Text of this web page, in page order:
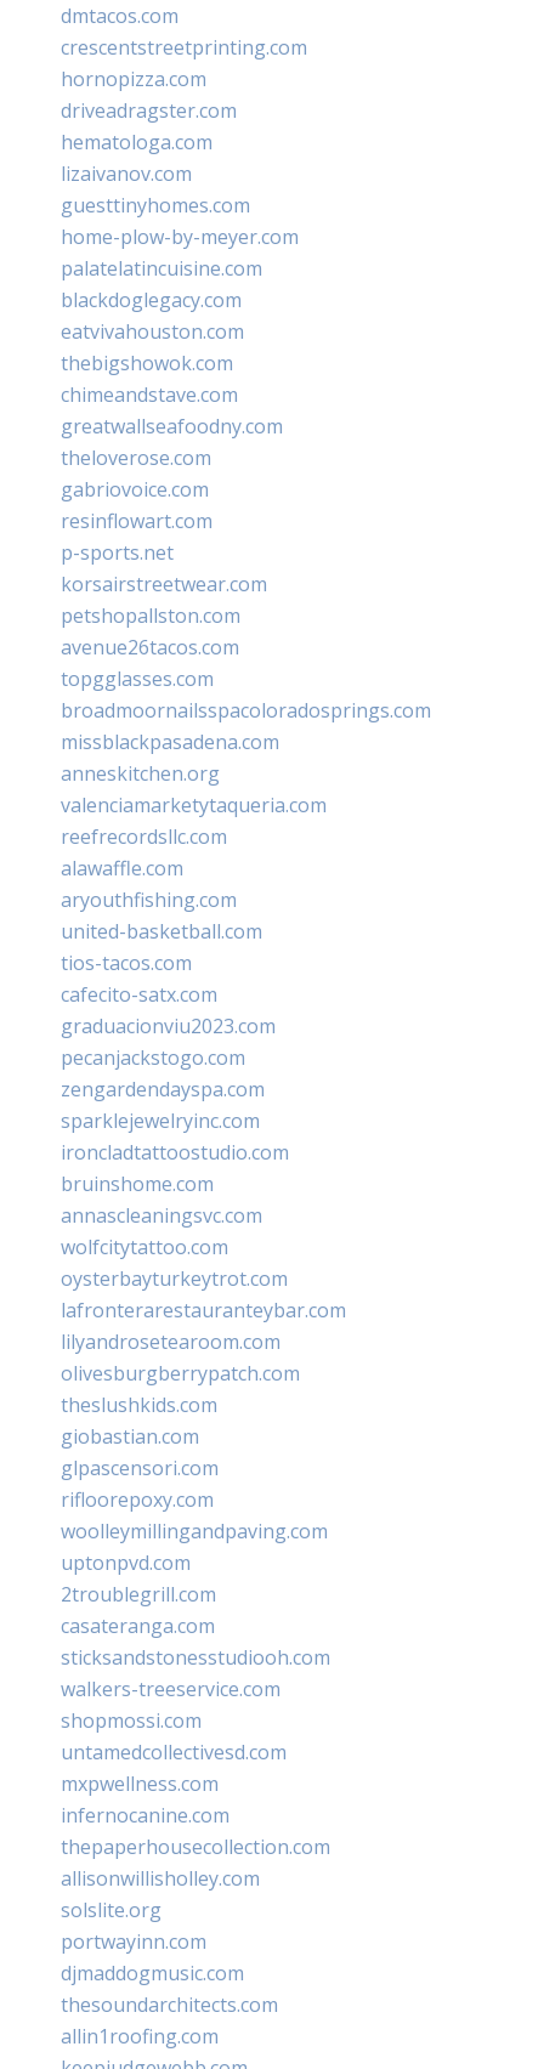
dmtacos.com
crescentstreetprinting.com
hornopizza.com
driveadragster.com
hematologa.com
lizaivanov.com
guesttinyhomes.com
home-plow-by-meyer.com
palatelatincuisine.com
blackdoglegacy.com
eatvivahouston.com
thebigshowok.com
chimeandstave.com
greatwallseafoodny.com
theloverose.com
gabriovoice.com
resinflowart.com
p-sports.net
korsairstreetwear.com
petshopallston.com
avenue26tacos.com
topgglasses.com
broadmoornailsspacoloradosprings.com
missblackpasadena.com
anneskitchen.org
valenciamarketytaqueria.com
reefrecordsllc.com
alawaffle.com
aryouthfishing.com
united-basketball.com
tios-tacos.com
cafecito-satx.com
graduacionviu2023.com
pecanjackstogo.com
zengardendayspa.com
sparklejewelryinc.com
ironcladtattoostudio.com
bruinshome.com
annascleaningsvc.com
wolfcitytattoo.com
oysterbayturkeytrot.com
lafronterarestauranteybar.com
lilyandrosetearoom.com
olivesburgberrypatch.com
theslushkids.com
giobastian.com
glpascensori.com
rifloorepoxy.com
woolleymillingandpaving.com
uptonpvd.com
2troublegrill.com
casateranga.com
sticksandstonesstudiooh.com
walkers-treeservice.com
shopmossi.com
untamedcollectivesd.com
mxpwellness.com
infernocanine.com
thepaperhousecollection.com
allisonwillisholley.com
solslite.org
portwayinn.com
djmaddogmusic.com
thesoundarchitects.com
allin1roofing.com